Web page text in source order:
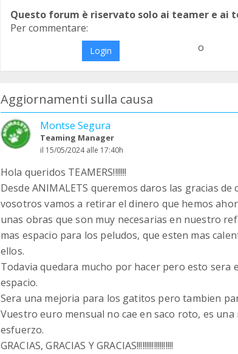
Questo forum è riservato solo ai teamer e ai
Per commentare:
Login o
Aggiornamenti sulla causa
Montse Segura
Teaming Manager
il 15/05/2024 alle 17:40h
Hola queridos TEAMERS!!!!!!!
Desde ANIMALETS queremos daros las gracias
vosotros vamos a retirar el dinero que hemos
unas obras que son muy necesarias en nuestro
mas espacio para los peludos, que esten mas
ellos.
Todavia quedara mucho por hacer pero esto
espacio.
Sera una mejoria para los gatitos pero tambien
Vuestro euro mensual no cae en saco roto, es
esfuerzo.
GRACIAS, GRACIAS Y GRACIAS!!!!!!!!!!!!!!!!!!!